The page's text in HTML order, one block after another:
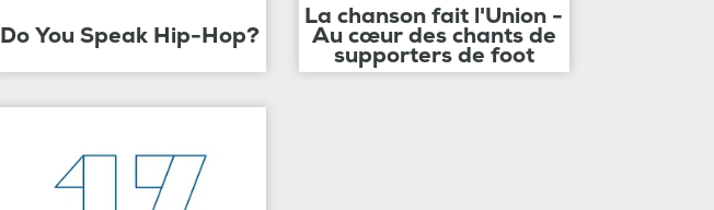
Do You Speak Hip-Hop?
La chanson fait l'Union -
Au cœur des chants de
supporters de foot